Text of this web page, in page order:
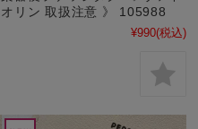
オリン 取扱注意 》 105988
¥990(税込)